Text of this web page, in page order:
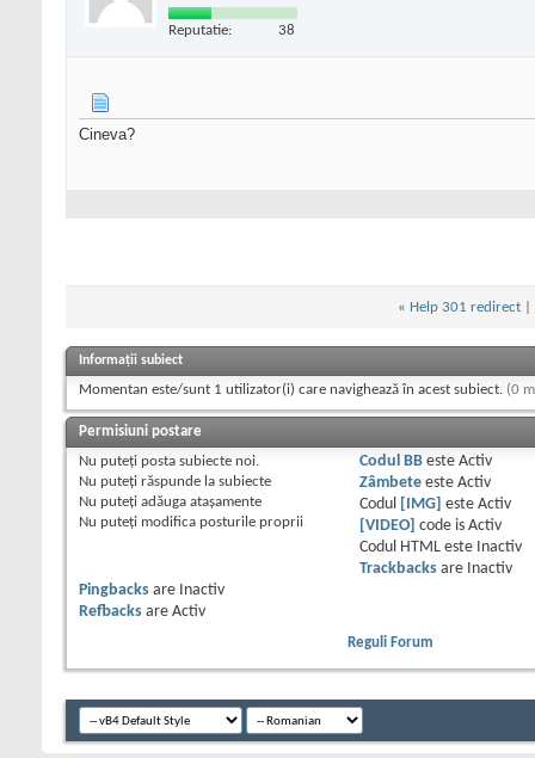
Reputatie: 38
Cineva?
« Help 301 redirect
Informații subiect
Momentan este/sunt 1 utilizator(i) care navighează în acest subiect. (0
Permisiuni postare
Nu puteţi posta subiecte noi.
Nu puteţi răspunde la subiecte
Nu puteţi adăuga ataşamente
Nu puteţi modifica posturile proprii
Codul BBeste Activ
Zâmbeteeste Activ
Codul
[IMG] este Activ
[VIDEO]
code is Activ
Codul HTML este
Inactiv
Trackbacksare
Inactiv
Pingbacks are
Inactiv
Refbacks are Activ
Reguli Forum